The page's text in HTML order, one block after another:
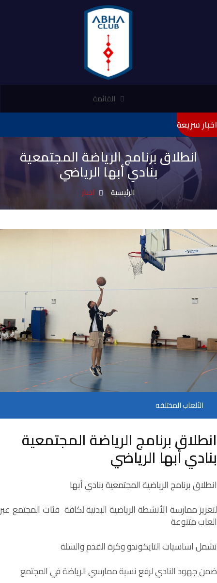
القائمة
اخبار سريعة
انطلاق برنامج الرياضة المجتمعية
بنادي أبها الرياضي
الرئيسية اخبار
الألعاب المختلفه
انطلاق برنامج الرياضة المجتمعية
بنادي أبها الرياضي
انطلاق برنامج الرياضية المجتمعية بنادي أبها
لتعزيز ممارسة الأنشطة الرياضية البدنية لكافة فئات المجتمع عبر
العاب متنوعة
تشمل اساسيات التايكوندو وكرة القدم والسلة
ضمن جهود النادي لرفع نسبة ممارسي الرياضة في المجتمع